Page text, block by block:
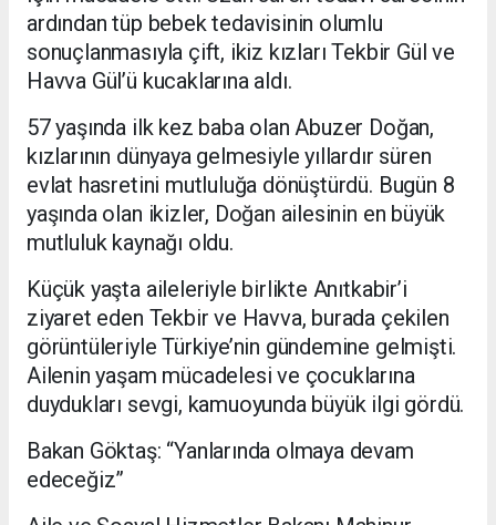
ardından tüp bebek tedavisinin olumlu
sonuçlanmasıyla çift, ikiz kızları Tekbir Gül ve
Havva Gül’ü kucaklarına aldı.
57 yaşında ilk kez baba olan Abuzer Doğan,
kızlarının dünyaya gelmesiyle yıllardır süren
evlat hasretini mutluluğa dönüştürdü. Bugün 8
yaşında olan ikizler, Doğan ailesinin en büyük
mutluluk kaynağı oldu.
Küçük yaşta aileleriyle birlikte Anıtkabir’i
ziyaret eden Tekbir ve Havva, burada çekilen
görüntüleriyle Türkiye’nin gündemine gelmişti.
Ailenin yaşam mücadelesi ve çocuklarına
duydukları sevgi, kamuoyunda büyük ilgi gördü.
Bakan Göktaş: “Yanlarında olmaya devam
edeceğiz”